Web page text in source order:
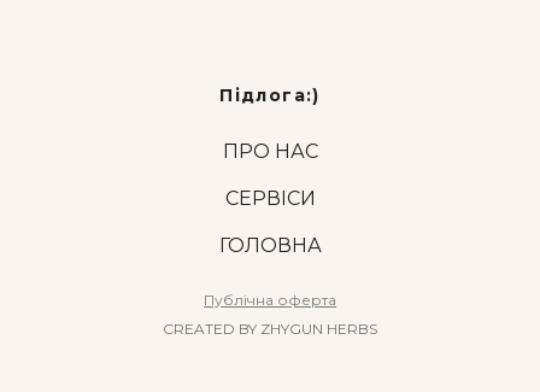
Підлога:)
ПРО НАС
СЕРВІСИ
ГОЛОВНА
Публічна оферта
CREATED BY ZHYGUN HERBS